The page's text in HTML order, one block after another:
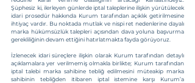
Şüphesiz ki, ilerleyen günlerde iptal taleplerine ilişkin yürütülecek
idari prosedür hakkında Kurum tarafından açıklık getirilmesine
ihtiyaç vardır. Bu noktada mutlak ve nispi ret nedenlerine dayalı
marka hükümsüzlük talepleri açısından dava yoluna başvurma
gerekliliğinin devam ettiğini hatırlatmakta fayda görüyoruz.
İzlenecek idari süreçlere ilişkin olarak Kurum tarafından detaylı
açıklamalara yer verilmemiş olmakla birlikte; Kurum tarafından
iptal talebi marka sahibine tebliğ edilmesini müteakip marka
sahibinin tebliğden itibaren iptal istemine karşı Kurum’a